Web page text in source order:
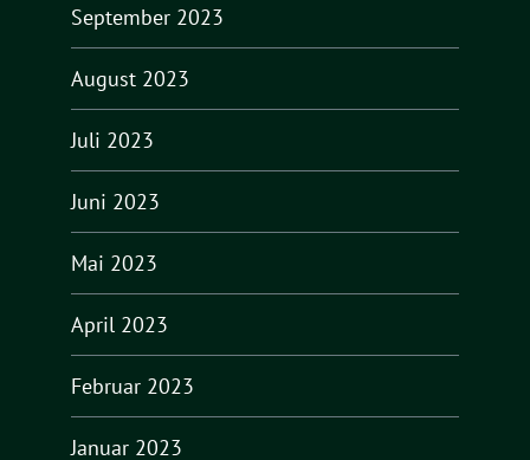
September 2023
August 2023
Juli 2023
Juni 2023
Mai 2023
April 2023
Februar 2023
Januar 2023